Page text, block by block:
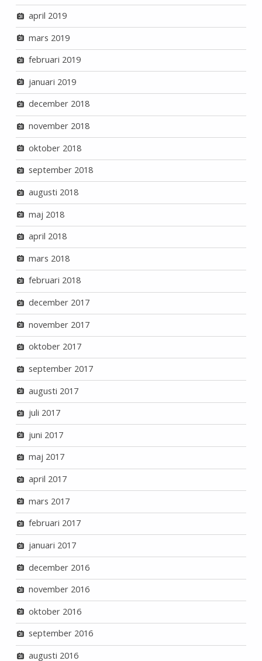
april 2019
mars 2019
februari 2019
januari 2019
december 2018
november 2018
oktober 2018
september 2018
augusti 2018
maj 2018
april 2018
mars 2018
februari 2018
december 2017
november 2017
oktober 2017
september 2017
augusti 2017
juli 2017
juni 2017
maj 2017
april 2017
mars 2017
februari 2017
januari 2017
december 2016
november 2016
oktober 2016
september 2016
augusti 2016